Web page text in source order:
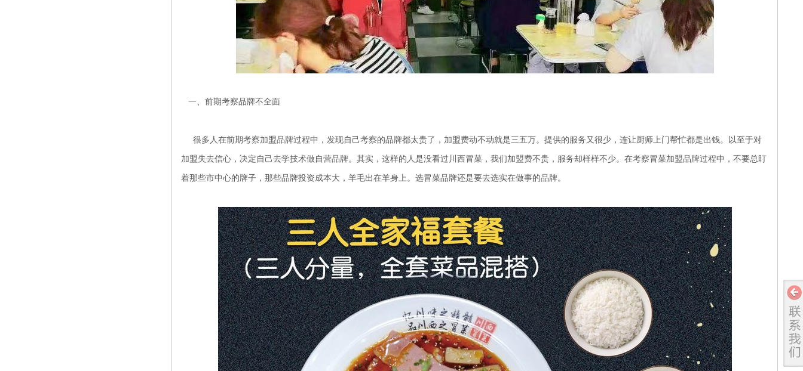
一、前期考察品牌不全面
很多人在前期考察加盟品牌过程中，发现自己考察的品牌都太贵了，加盟费动不动就是三五万。提供的服务又很少，连让厨师上门帮忙都是出钱。以至于对
加盟失去信心，决定自己去学技术做自营品牌。其实，这样的人是没看过川西冒菜，我们加盟费不贵，服务却样样不少。在考察冒菜加盟品牌过程中，不要总盯
着那些市中心的牌子，那些品牌投资成本大，羊毛出在羊身上。选冒菜品牌还是要去选实在做事的品牌。